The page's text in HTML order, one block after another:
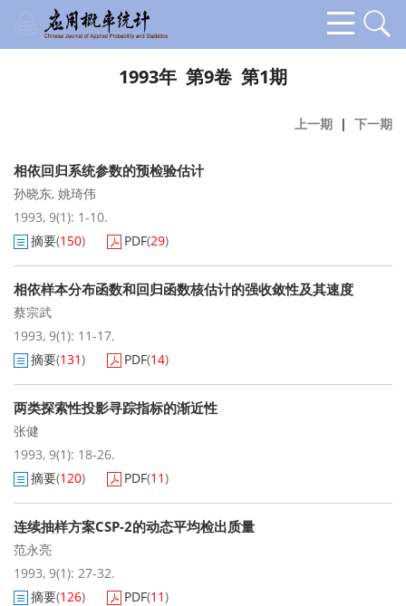
1993年 第9卷 第1期
上一期 | 下一期
相依回归系统参数的预检验估计
孙晓东, 姚琦伟
1993, 9(1): 1-10.
摘要(150) PDF(29)
相依样本分布函数和回归函数核估计的强收敛性及其速度
蔡宗武
1993, 9(1): 11-17.
摘要(131) PDF(14)
两类探索性投影寻踪指标的渐近性
张健
1993, 9(1): 18-26.
摘要(120) PDF(11)
连续抽样方案CSP-2的动态平均检出质量
范永亮
1993, 9(1): 27-32.
摘要(126) PDF(11)